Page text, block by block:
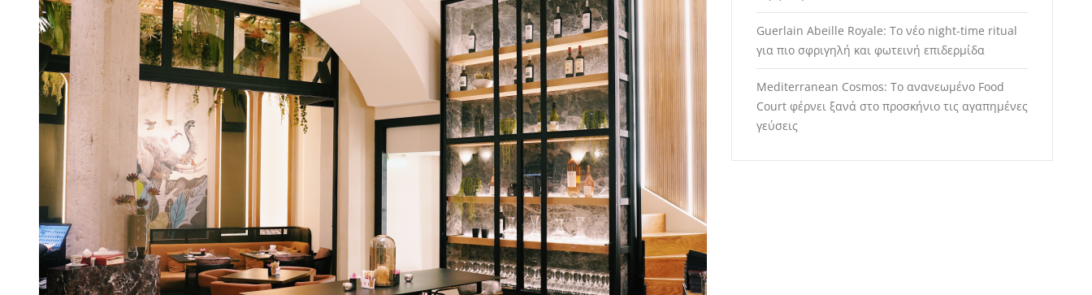
Guerlain Abeille Royale: Το νέο night-time ritual
για πιο σφριγηλή και φωτεινή επιδερμίδα
Mediterranean Cosmos: Το ανανεωμένο Food
Court φέρνει ξανά στο προσκήνιο τις αγαπημένες
γεύσεις